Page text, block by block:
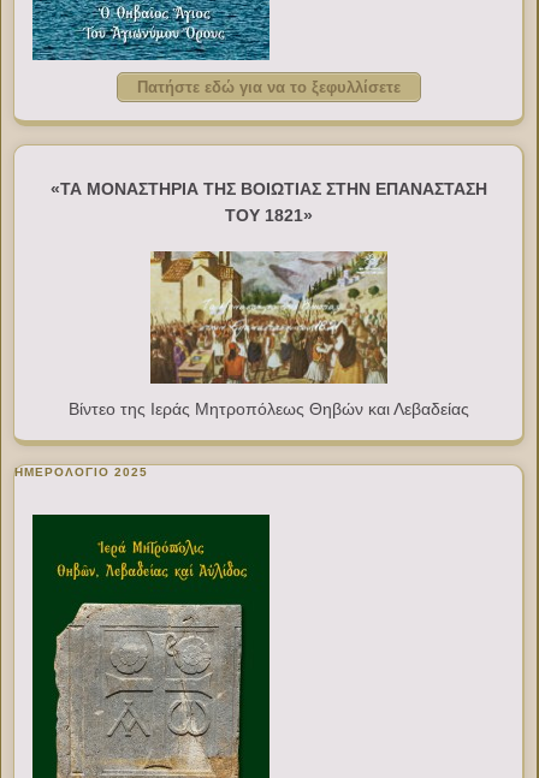
Πατήστε εδώ για να το ξεφυλλίσετε
«ΤΑ ΜΟΝΑΣΤΗΡΙΑ ΤΗΣ ΒΟΙΩΤΙΑΣ ΣΤΗΝ ΕΠΑΝΑΣΤΑΣΗ
ΤΟΥ 1821»
Βίντεο της Ιεράς Μητροπόλεως Θηβών και Λεβαδείας
ΗΜΕΡΟΛΟΓΙΟ 2025